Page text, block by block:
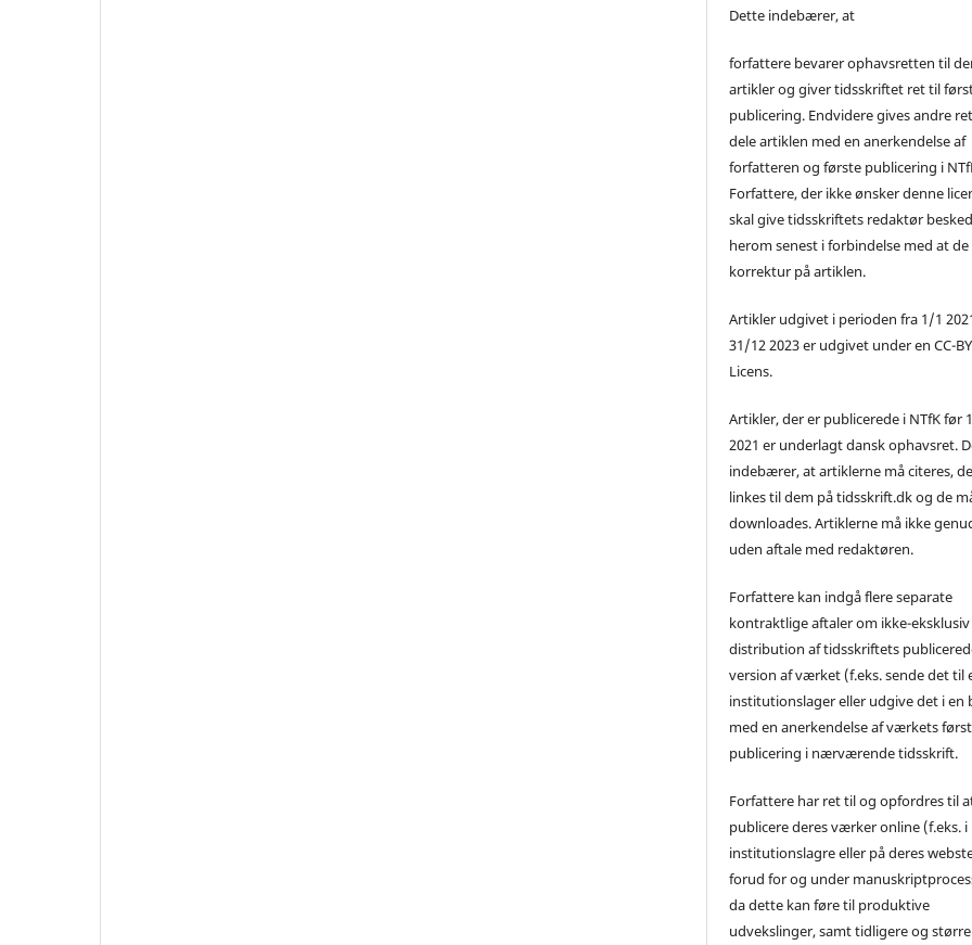
Dette indebærer, at
forfattere bevarer ophavsretten til
artikler og giver tidsskriftet ret til
publicering. Endvidere gives andre
dele artiklen med en anerkendelse af
forfatteren og første publicering i
Forfattere, der ikke ønsker denne
skal give tidsskriftets redaktør besked
herom senest i forbindelse med at
korrektur på artiklen.
Artikler udgivet i perioden fra 1/1
31/12 2023 er udgivet under en CC-
Licens.
Artikler, der er publicerede i NTfK før
2021 er underlagt dansk ophavsret.
indebærer, at artiklerne må citeres,
linkes til dem på tidsskrift.dk og de
downloades. Artiklerne må ikke
uden aftale med redaktøren.
Forfattere kan indgå flere separate
kontraktlige aftaler om ikke-eksklusiv
distribution af tidsskriftets
version af værket (f.eks. sende det til
institutionslager eller udgive det i en
med en anerkendelse af værkets
publicering i nærværende tidsskrift.
Forfattere har ret til og opfordres til
publicere deres værker online (f.eks. i
institutionslagre eller på deres
forud for og under
da dette kan føre til produktive
udvekslinger, samt tidligere og større